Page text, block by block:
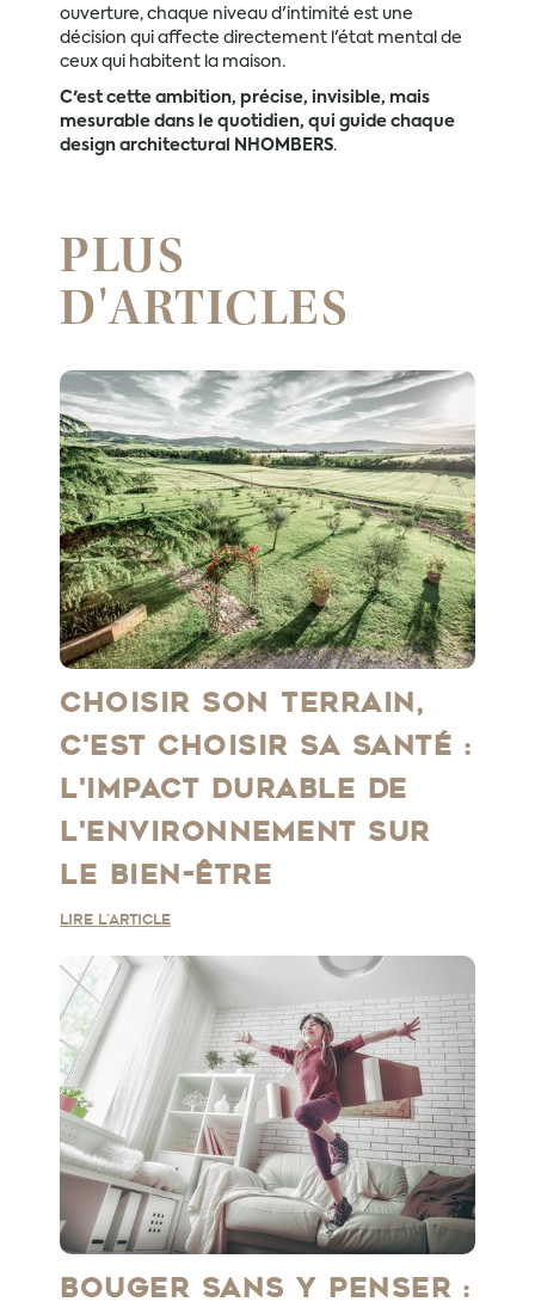
ouverture, chaque niveau d'intimité est une
décision qui affecte directement l'état mental de
ceux qui habitent la maison.
C'est cette ambition, précise, invisible, mais
mesurable dans le quotidien, qui guide chaque
design architectural NHOMBERS.
PLUS
D'ARTICLES
CHOISIR SON TERRAIN,
C'EST CHOISIR SA SANTÉ :
L'IMPACT DURABLE DE
L'ENVIRONNEMENT SUR
LE BIEN-ÊTRE
Lire l'article
BOUGER SANS Y PENSER :